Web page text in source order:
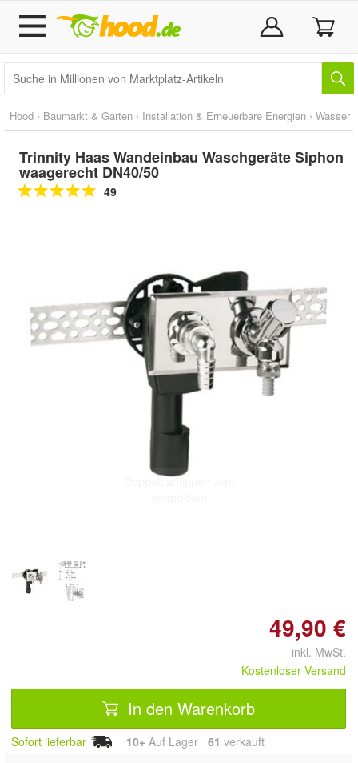
Hood › Baumarkt & Garten › Installation & Erneuerbare Energien › Wasser
Trinnity Haas Wandeinbau Waschgeräte Siphon
waagerecht DN40/50
49
Doppelt antippen zum
49,90 €
inkl. MwSt.
Kostenloser Versand
In den Warenkorb
Sofort lieferbar 10+ Auf Lager 61 verkauft